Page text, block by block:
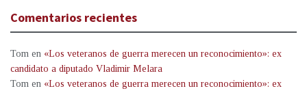
Comentarios recientes
Tom en «Los veteranos de guerra merecen un reconocimiento»: ex
candidato a diputado Vladimir Melara
Tom en «Los veteranos de guerra merecen un reconocimiento»: ex